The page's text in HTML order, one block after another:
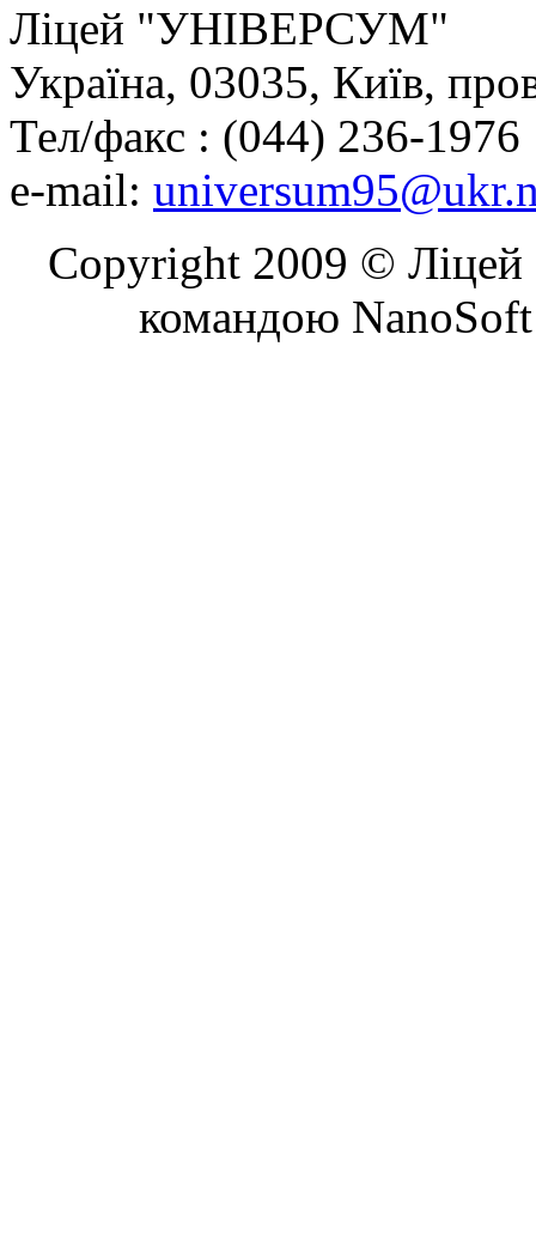
Ліцей "УНІВЕРСУМ"
Україна, 03035, Київ,
Тел/факс : (044) 236-1976
e-mail:
Copyright 2009 © Ліцей
командою